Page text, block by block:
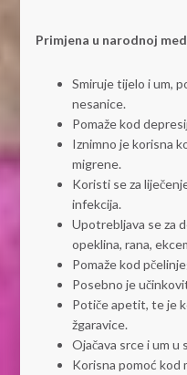
Primjena u narodnoj
Smiruje tijelo i um,
nesanice.
Pomaže kod
Iznimno je korisna
migrene.
Koristi se za
infekcija.
Upotrebljava se za
opeklina, rana,
Pomaže kod
Posebno je
Potiče apetit, te je
žgaravice.
Ojačava srce i um u
Korisna pomoć kod